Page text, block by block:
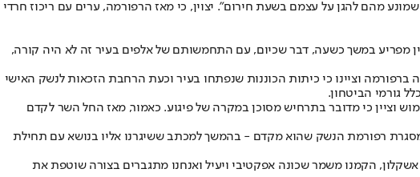
מהם להגן על עצמם בשעת חירום". יצוין, כי מאז הרפורמה, ערים עם ריכוז חרדי
הגרזנים באלעד ביום העצמאות במאי 2022 הסתבר כי המחבלים פעלו באין מפריע במשך כשעה, דבר שכיום, עם התחמשותם של אלפים בעיר זה לא היה קורה,
ברפורמה וציינו כי כיתות הכוננות שנפתחו בעיר וכעת הרחבת הזכאות לנשק האישי
גורמי הביטחון.
וציין כי מדובר בתרחיש מסוכן במקרה של פיגוע. כאמור, מאז החל השר לקדם
רפורמת הנשק שהוא מקדם - בהמשך למכתב ששיגרנו אליו בנושא עם תחילת
הקמנו משמר שכונה אפקטיבי ויעיל ואנחנו מתגברים בצורה שוטפת את